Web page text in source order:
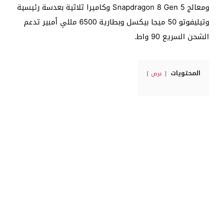
ومعالج Snapdragon 8 Gen 5 وكاميرا ثلاثية بعدسة رئيسية
وتيليفوتو 50 ميجا بيكسل وبطارية 6500 مللي أمبير تدعم
الشحن السريع 90 واط.
المحتويات عرض